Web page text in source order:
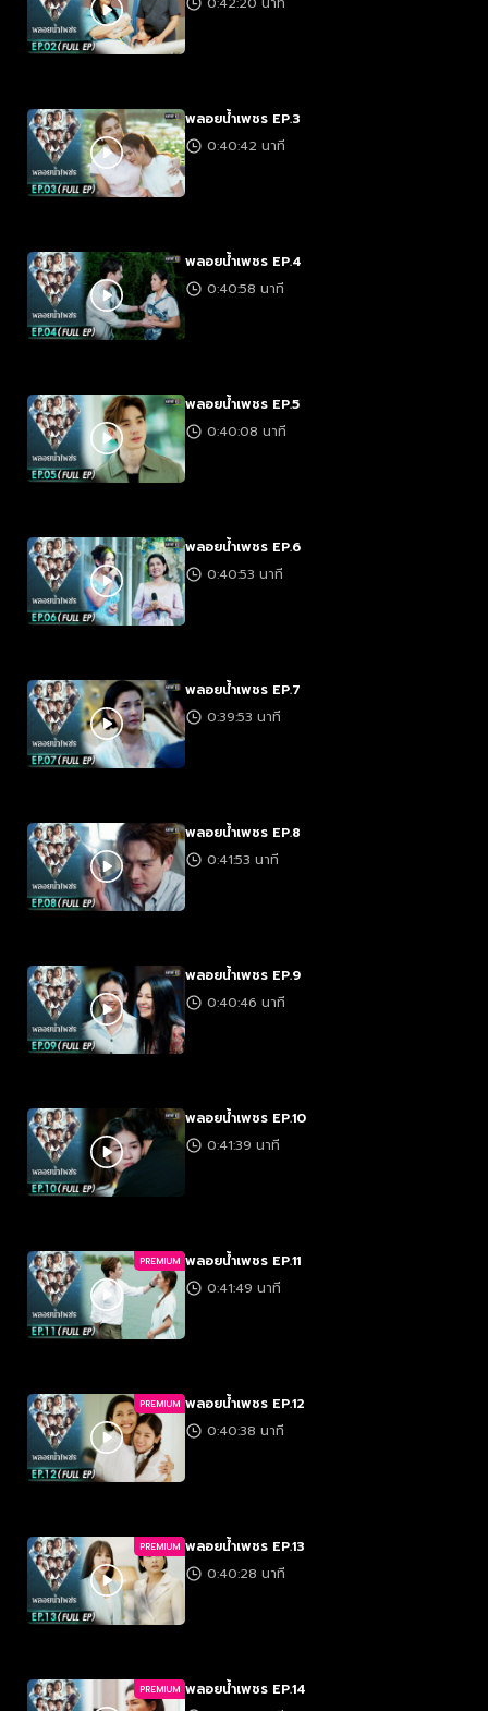
พลอยน้ำเพชร EP.3
0:40:42 นาที
พลอยน้ำเพชร EP.4
0:40:58 นาที
พลอยน้ำเพชร EP.5
0:40:08 นาที
พลอยน้ำเพชร EP.6
0:40:53 นาที
พลอยน้ำเพชร EP.7
0:39:53 นาที
พลอยน้ำเพชร EP.8
0:41:53 นาที
พลอยน้ำเพชร EP.9
0:40:46 นาที
พลอยน้ำเพชร EP.10
0:41:39 นาที
PREMIUM พลอยน้ำเพชร EP.11
0:41:49 นาที
PREMIUM พลอยน้ำเพชร EP.12
0:40:38 นาที
PREMIUM พลอยน้ำเพชร EP.13
0:40:28 นาที
PREMIUM พลอยน้ำเพชร EP.14